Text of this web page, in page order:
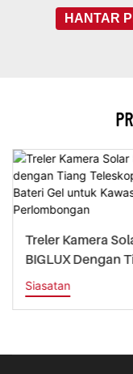
HANTAR
Treler Kamera
BIGLUX Dengan
Teleskopik IP65
Gel Untuk Kawasan
Siasatan